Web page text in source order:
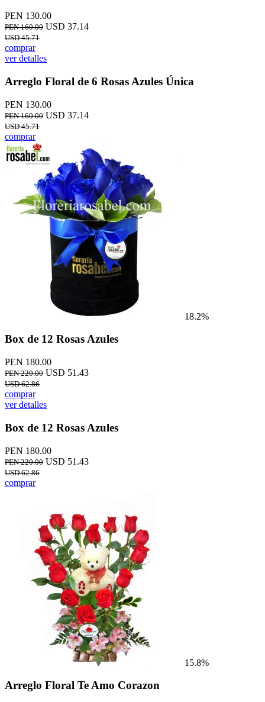
PEN 130.00
PEN 160.00 USD 37.14
USD 45.71
comprar
ver detalles
Arreglo Floral de 6 Rosas Azules Única
PEN 130.00
PEN 160.00 USD 37.14
USD 45.71
comprar
18.2%
Box de 12 Rosas Azules
PEN 180.00
PEN 220.00 USD 51.43
USD 62.86
comprar
ver detalles
Box de 12 Rosas Azules
PEN 180.00
PEN 220.00 USD 51.43
USD 62.86
comprar
15.8%
Arreglo Floral Te Amo Corazon